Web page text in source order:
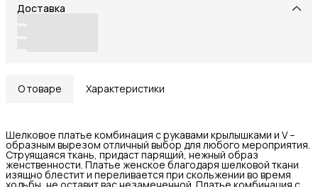
Доставка
О товаре Характеристики
Шелковое платье комбинация с рукавами крылышками и V –
образным вырезом отличный выбор для любого мероприятия.
Струящаяся ткань, придаст парящий, нежный образ
женственности. Платье женское благодаря шелковой ткани
изящно блестит и переливается при скольжении во время